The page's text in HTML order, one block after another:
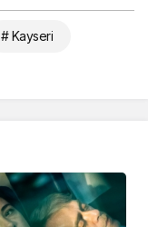
# Kayseri